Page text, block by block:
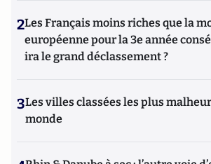
2Les Français moins riches que la
européenne pour la 3e année
ira le grand déclassement ?
3Les villes classées les plus
monde